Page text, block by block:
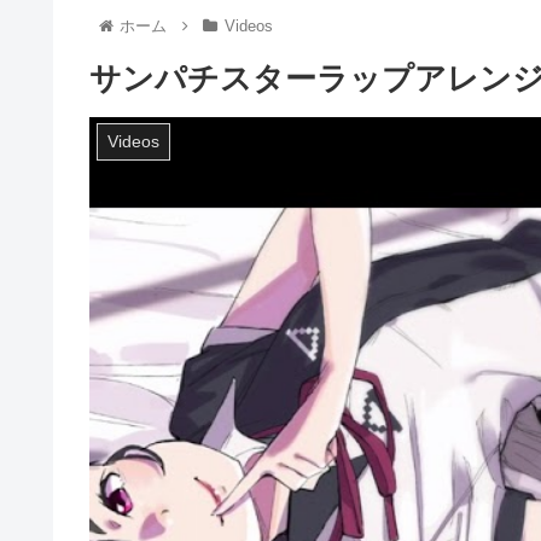
ホーム Videos
サンパチスターラップアレン
Videos